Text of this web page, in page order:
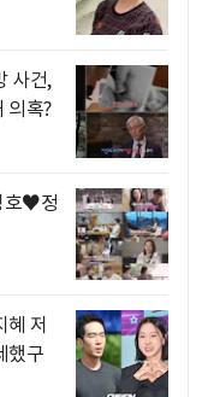
사건,
의혹?
호♥정
저
했구